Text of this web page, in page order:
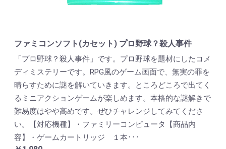
ファミコンソフト(カセット) プロ野球？殺人事件
「プロ野球？殺人事件」です。プロ野球を題材にしたコメ
ディミステリーです。RPG風のゲーム画面で、無実の罪を
晴らすために謎を解いていきます。ところどころで出てく
るミニアクションゲームが楽しめます。本格的な謎解きで
難易度はやや高めです。ぜひチャレンジしてみてくださ
い。【対応機種】・ファミリーコンピュータ【商品内
容】・ゲームカートリッジ １本･･･